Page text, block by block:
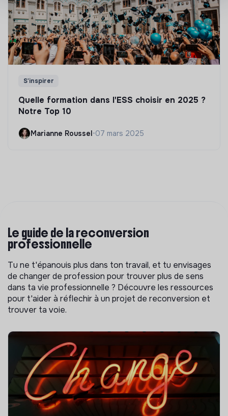
S'inspirer
Quelle formation dans l'ESS choisir en 2025 ?
Notre Top 10
Marianne Roussel•07 mars 2025
Le guide de la reconversion
professionnelle
Tu ne t'épanouis plus dans ton travail, et tu envisages
de changer de profession pour trouver plus de sens
dans ta vie professionnelle ? Découvre les ressources
pour t'aider à réflechir à un projet de reconversion et
trouver ta voie.